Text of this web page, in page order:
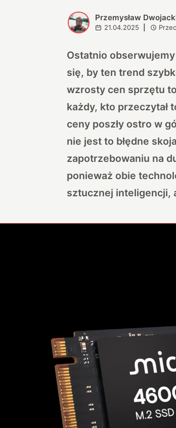
P Przemysław
21.04.2025
Ostatnio
się, by ten trend
wzrosty cen sprzętu
każdy, kto przeczytał
ceny poszły ostro w
nie jest to błędne
zapotrzebowaniu na
ponieważ obie
sztucznej inteligencji,